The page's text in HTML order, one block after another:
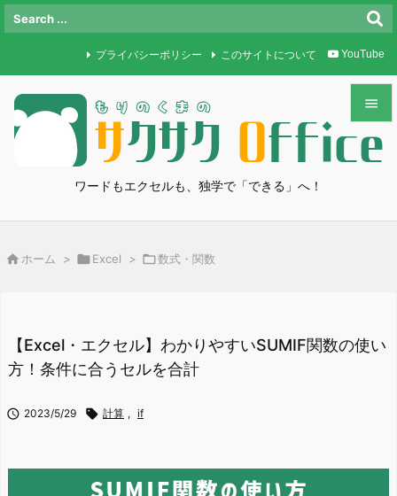
ワードもエクセルも、独学で「できる」へ！


メニュ
検索
プライバシーポリシー このサイトについて YouTube
 ホーム > Excel > 数式・関数
【Excel・エクセル】わかりやすいSUMIF関数の使い
方！条件に合うセルを合計
 2023/5/29  計算 , if